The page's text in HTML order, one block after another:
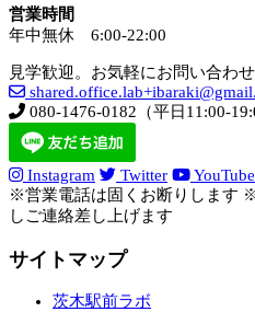
営業時間
年中無休 6:00-22:00
見学歓迎。お気軽にお問い合わせ
080-1476-0182（平日11:00-
Instagram Twitter
YouTube
※営業電話は固くお断りします
しご連絡差し上げます
サイトマップ
茨木駅前ラボ